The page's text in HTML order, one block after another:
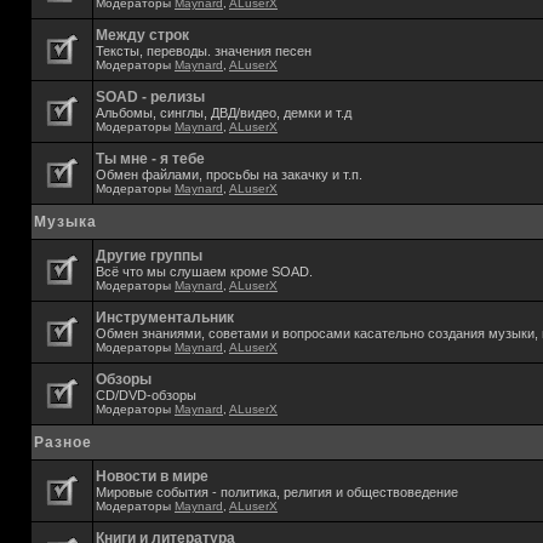
Модераторы Maynard ALuserX
Между строк
Тексты, переводы. значения песен
Модераторы Maynard ALuserX
SOAD - релизы
Альбомы, синглы, ДВД/видео, демки и т.д
Модераторы Maynard ALuserX
Ты мне - я тебе
Обмен файлами, просьбы на закачку и т.п.
Модераторы Maynard ALuserX
Музыка
Другие группы
Всё что мы слушаем кроме SOAD.
Модераторы Maynard ALuserX
Инструментальник
Обмен знаниями, советами и вопросами касательно создания музыки,
Модераторы Maynard ALuserX
Обзоры
CD/DVD-обзоры
Модераторы Maynard ALuserX
Разное
Новости в мире
Мировые события - политика, религия и обществоведение
Модераторы Maynard ALuserX
Книги и литература